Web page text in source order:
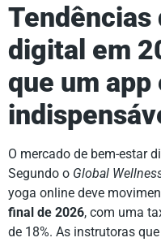
Tendências
digital em
que um app
O mercado de bem-estar
Segundo o Global
yoga online deve
final de 2026, com uma
de 18%. As instrutoras